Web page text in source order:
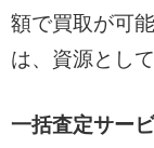
額で買取が可
は、資源とし
一括査定サー